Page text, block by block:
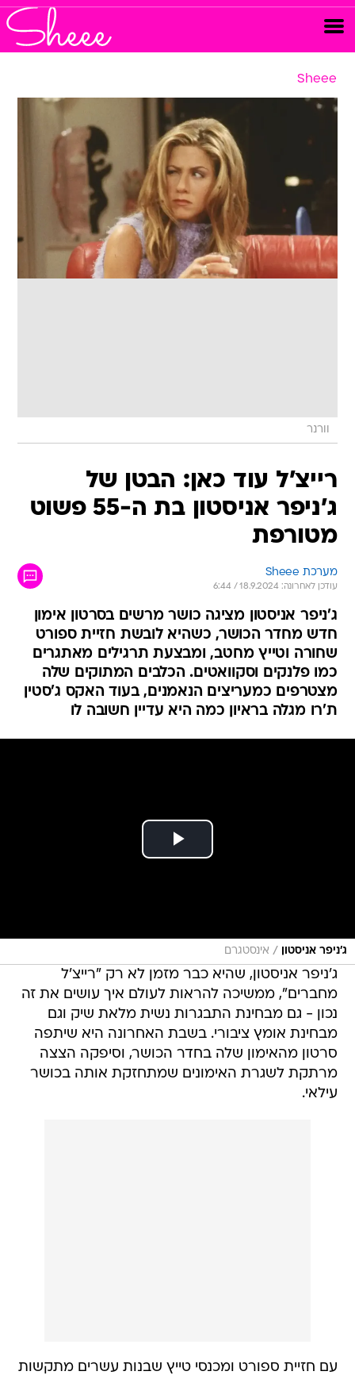
Sheee
וורנר
רייצ'ל עוד כאן: הבטן של
ג'ניפר אניסטון בת ה-55 פשוט
מטורפת
מערכת Sheee
עודכן לאחרונה: 18.9.2024 / 6:44
ג'ניפר אניסטון מציגה כושר מרשים בסרטון אימון
חדש מחדר הכושר, כשהיא לובשת חזיית ספורט
שחורה וטייץ מחטב, ומבצעת תרגילים מאתגרים
כמו פלנקים וסקוואטים. הכלבים המתוקים שלה
מצטרפים כמעריצים הנאמנים, בעוד האקס ג'סטין
ת'רו מגלה בראיון כמה היא עדיין חשובה לו
ג'ניפר אניסטון / אינסטגרם
ג'ניפר אניסטון, שהיא כבר מזמן לא רק "רייצ'ל
מחברים", ממשיכה להראות לעולם איך עושים את זה
נכון - גם מבחינת התבגרות נשית מלאת שיק וגם
מבחינת אומץ ציבורי. בשבת האחרונה היא שיתפה
סרטון מהאימון שלה בחדר הכושר, וסיפקה הצצה
מרתקת לשגרת האימונים שמתחזקת אותה בכושר
עילאי.
עם חזיית ספורט ומכנסי טייץ שבנות עשרים מתקשות